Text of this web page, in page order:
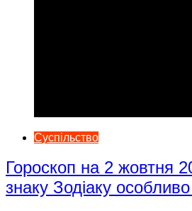
Суспільство
Гороскоп на 2 жовтня
знаку Зодіаку